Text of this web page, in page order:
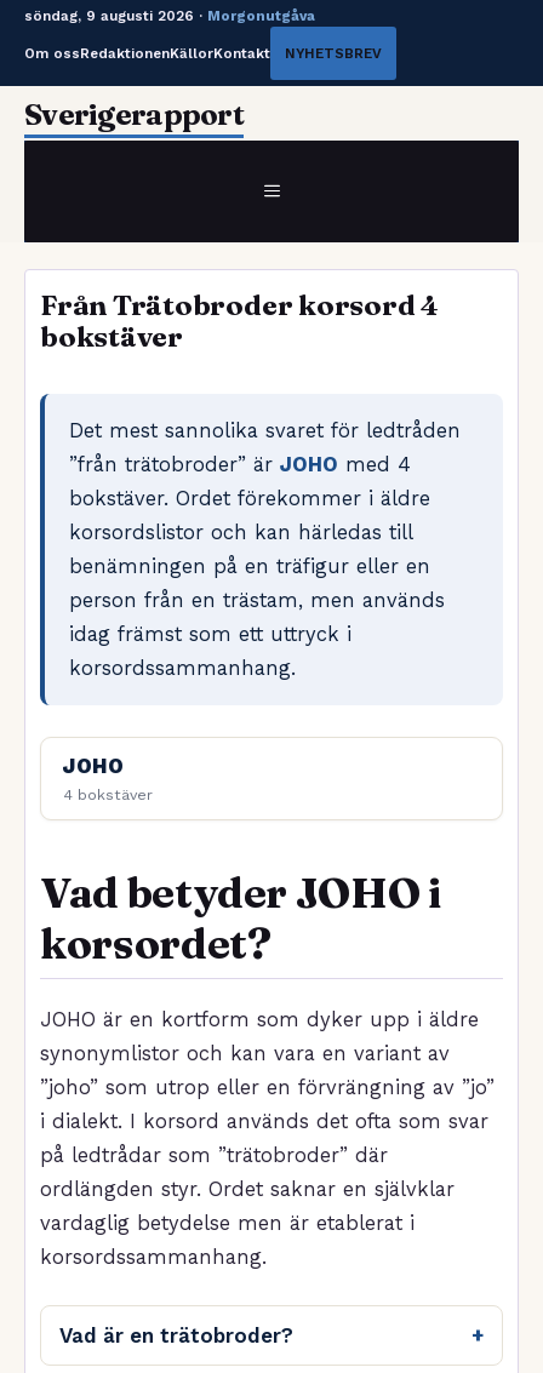
söndag, 9 augusti 2026 · Morgonutgåva
Om ossRedaktionenKällorKontakt NYHETSBREV
HoppaSverigerapport
MENY
Från Trätobroder korsord 4
bokstäver
Det mest sannolika svaret för ledtråden
”från trätobroder” är JOHO med 4
bokstäver. Ordet förekommer i äldre
korsordslistor och kan härledas till
benämningen på en träfigur eller en
person från en trästam, men används
idag främst som ett uttryck i
korsordssammanhang.
JOHO
4 bokstäver
Vad betyder JOHO i
korsordet?
JOHO är en kortform som dyker upp i äldre
synonymlistor och kan vara en variant av
”joho” som utrop eller en förvrängning av ”jo”
i dialekt. I korsord används det ofta som svar
på ledtrådar som ”trätobroder” där
ordlängden styr. Ordet saknar en självklar
vardaglig betydelse men är etablerat i
korsordssammanhang.
Vad är en trätobroder?